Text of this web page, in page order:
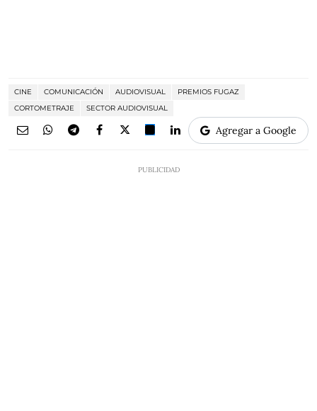
CINE COMUNICACIÓN AUDIOVISUAL
PREMIOS FUGAZ
CORTOMETRAJE
SECTOR AUDIOVISUAL
Agregar a Google